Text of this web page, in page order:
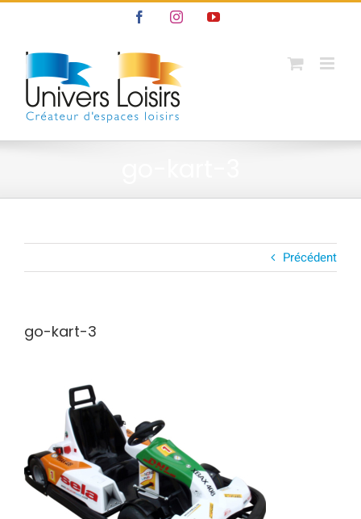
contenu
FacebookInstagramYouTube
Précédent
go-kart-3